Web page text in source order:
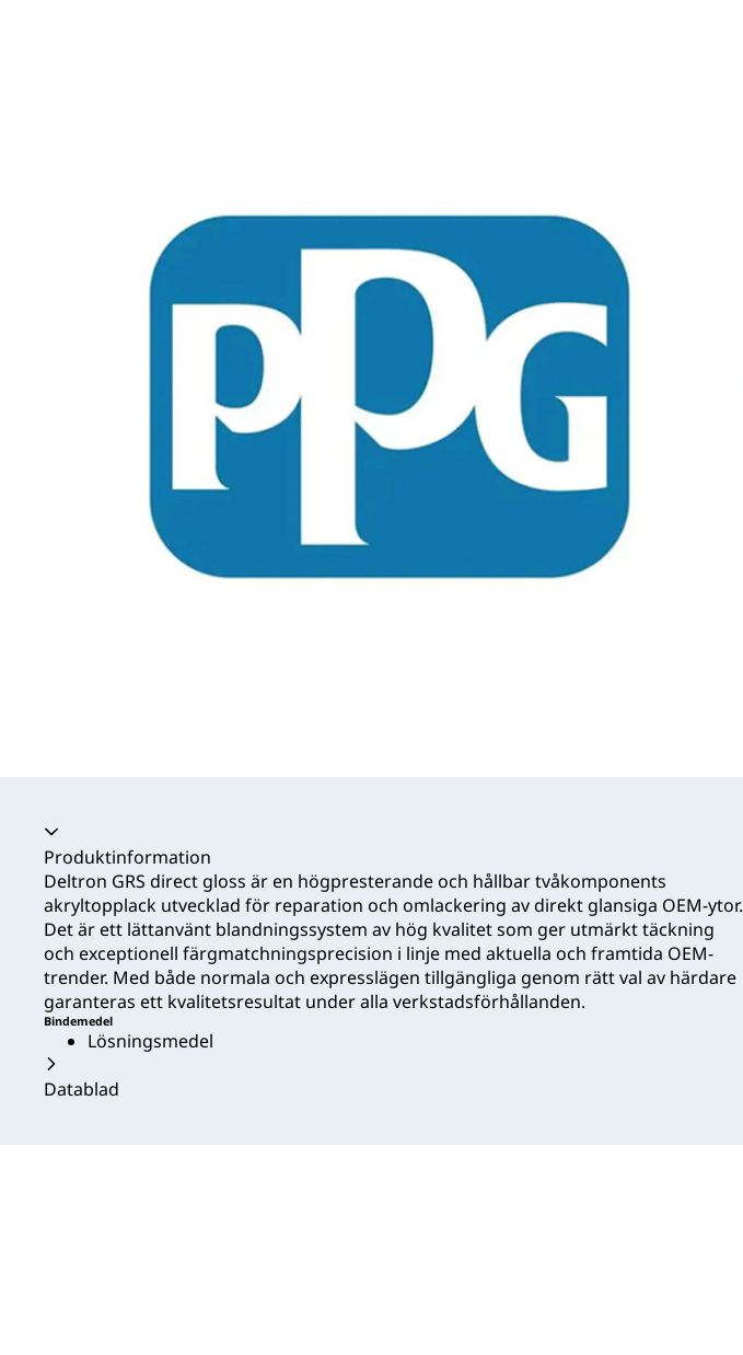
Produktinformation
Deltron GRS direct gloss är en högpresterande och hållbar tvåkomponents
akryltopplack utvecklad för reparation och omlackering av direkt glansiga OEM-ytor.
Det är ett lättanvänt blandningssystem av hög kvalitet som ger utmärkt täckning
och exceptionell färgmatchningsprecision i linje med aktuella och framtida OEM-
trender. Med både normala och expresslägen tillgängliga genom rätt val av härdare
garanteras ett kvalitetsresultat under alla verkstadsförhållanden.
Bindemedel
Lösningsmedel
Datablad